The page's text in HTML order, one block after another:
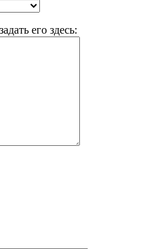
его здесь: